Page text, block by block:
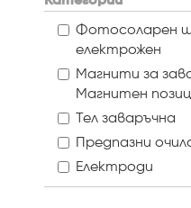
Фотосоларен
електрожен
Магнити за
Магнитен
Тел заваръчна
Предпазни
Електроди